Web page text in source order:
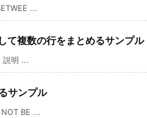
...
複数の行をまとめるサンプル
明 ...
サンプル
BE ...